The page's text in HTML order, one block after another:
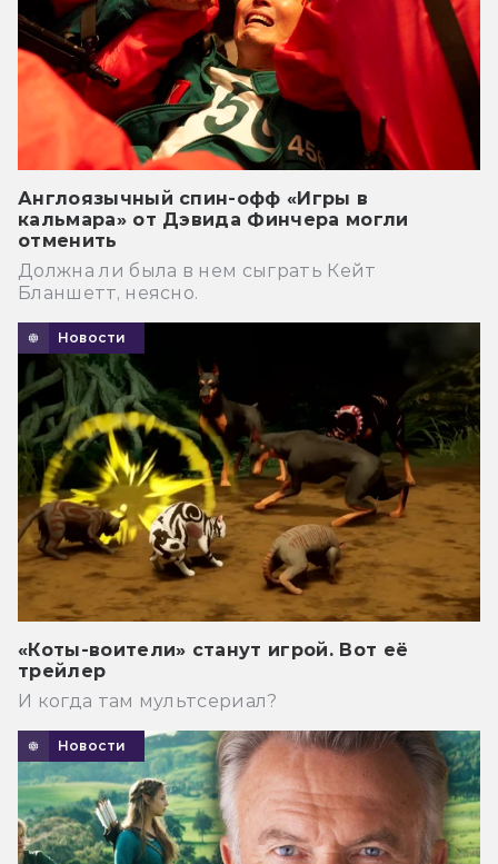
Англоязычный спин-офф «Игры в
кальмара» от Дэвида Финчера могли
отменить
Должна ли была в нем сыграть Кейт
Бланшетт, неясно.
Новости
«Коты-воители» станут игрой. Вот её
трейлер
И когда там мультсериал?
Новости